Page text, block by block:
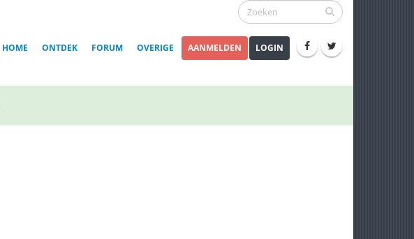
HOME ONTDEK FORUM OVERIGE AANMELDEN LOGIN